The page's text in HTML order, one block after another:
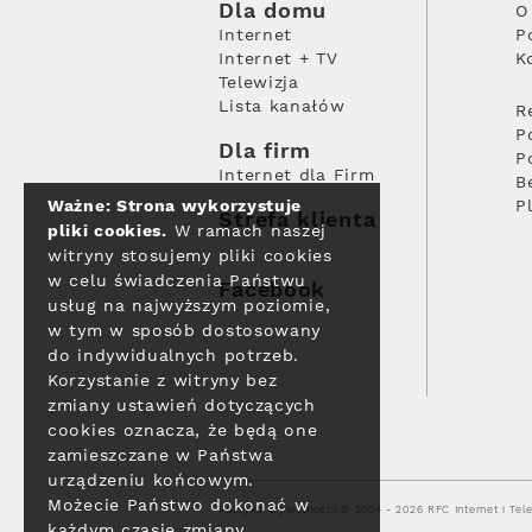
Dla domu
Internet
Internet + TV
Telewizja
Lista kanałów
Dla firm
Internet dla Firm
Strefa klienta
Facebook
Polityka prywatności © 2004 - 2026 RFC Internet i
Ważne: Strona wykorzystuje
pliki cookies. W ramach naszej
witryny stosujemy pliki cookies
w celu świadczenia Państwu
usług na najwyższym poziomie,
w tym w sposób dostosowany
do indywidualnych potrzeb.
Korzystanie z witryny bez
zmiany ustawień dotyczących
cookies oznacza, że będą one
zamieszczane w Państwa
urządzeniu końcowym.
Możecie Państwo dokonać w